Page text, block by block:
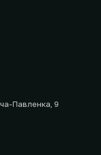
Павленка, 9